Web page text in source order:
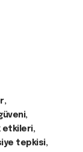
etkileri
tepkisi